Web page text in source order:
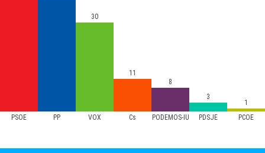
PSOE PP VOX Cs PODEMOS-IU PDSJE PCOE
30
11
8
3
1